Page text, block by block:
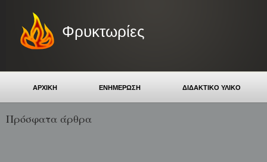
Φρυκτωρίες
ΑΡΧΙΚΗ ΕΝΗΜΕΡΩΣΗ ΔΙΔΑΚΤΙΚΟ ΥΛΙΚΟ
Πρόσφατα άρθρα